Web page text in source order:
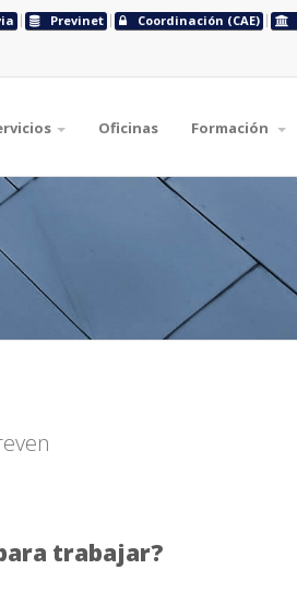
Previnet Coordinación (CAE)
Oficinas Formación
trabajar?